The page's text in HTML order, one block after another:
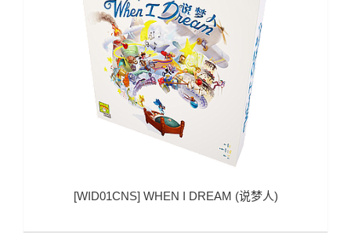
[WID01CNS] WHEN I DREAM (说梦人)